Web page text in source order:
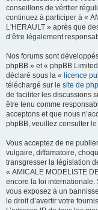
conseillons de vérifier
continuez à participer à «
L'HERAULT » après que
d’être légalement
Nos forums sont
phpBB » et « phpBB
déclaré sous la « licence
téléchargé sur le site de
de faciliter les discussions
être tenu comme
acceptons et que nous
phpBB, veuillez consulter
Vous acceptez de ne
vulgaire, diffamatoire,
transgresser la législation
« AMICALE MODELISTE
encore la loi internationale.
vous exposez à un
le droit d’avertir votre